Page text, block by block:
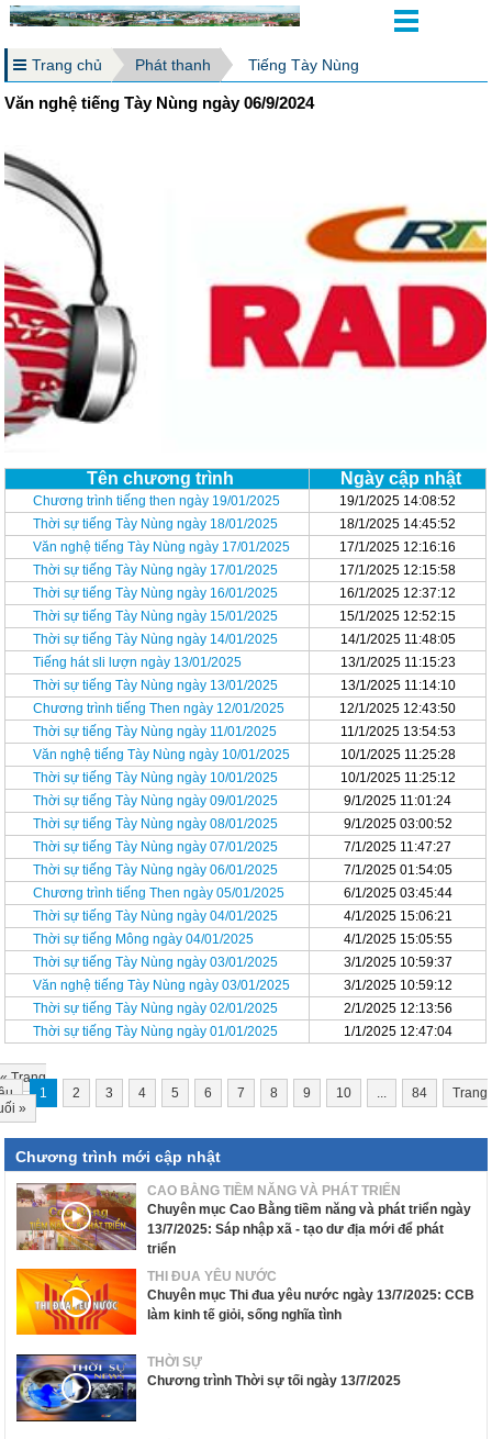
Trang chủ Phát thanh Tiếng Tày Nùng
Văn nghệ tiếng Tày Nùng ngày 06/9/2024
Tên chương trình Ngày cập nhật
Chương trình tiếng then ngày 19/01/2025
19/1/2025 14:08:52
Thời sự tiếng Tày Nùng ngày 18/01/2025
18/1/2025 14:45:52
Văn nghệ tiếng Tày Nùng ngày 17/01/2025
17/1/2025 12:16:16
Thời sự tiếng Tày Nùng ngày 17/01/2025
17/1/2025 12:15:58
Thời sự tiếng Tày Nùng ngày 16/01/2025
16/1/2025 12:37:12
Thời sự tiếng Tày Nùng ngày 15/01/2025
15/1/2025 12:52:15
Thời sự tiếng Tày Nùng ngày 14/01/2025
14/1/2025 11:48:05
Tiếng hát sli lượn ngày 13/01/2025
13/1/2025 11:15:23
Thời sự tiếng Tày Nùng ngày 13/01/2025
13/1/2025 11:14:10
Chương trình tiếng Then ngày 12/01/2025
12/1/2025 12:43:50
Thời sự tiếng Tày Nùng ngày 11/01/2025
11/1/2025 13:54:53
Văn nghệ tiếng Tày Nùng ngày 10/01/2025
10/1/2025 11:25:28
Thời sự tiếng Tày Nùng ngày 10/01/2025
10/1/2025 11:25:12
Thời sự tiếng Tày Nùng ngày 09/01/2025
9/1/2025 11:01:24
Thời sự tiếng Tày Nùng ngày 08/01/2025
9/1/2025 03:00:52
Thời sự tiếng Tày Nùng ngày 07/01/2025
7/1/2025 11:47:27
Thời sự tiếng Tày Nùng ngày 06/01/2025
7/1/2025 01:54:05
Chương trình tiếng Then ngày 05/01/2025
6/1/2025 03:45:44
Thời sự tiếng Tày Nùng ngày 04/01/2025
4/1/2025 15:06:21
Thời sự tiếng Mông ngày 04/01/2025
4/1/2025 15:05:55
Thời sự tiếng Tày Nùng ngày 03/01/2025
3/1/2025 10:59:37
Văn nghệ tiếng Tày Nùng ngày 03/01/2025
3/1/2025 10:59:12
Thời sự tiếng Tày Nùng ngày 02/01/2025
2/1/2025 12:13:56
Thời sự tiếng Tày Nùng ngày 01/01/2025
1/1/2025 12:47:04
«Trang
1 2 3 4 5 6 7 8 9 10 ... 84
Trang
»
Chương trình mới cập nhật
CAO BẰNG TIỀM NĂNG VÀ PHÁT TRIỂN
Chuyên mục Cao Bằng tiềm năng và phát triển ngày
13/7/2025: Sáp nhập xã - tạo dư địa mới để phát
triển
THI ĐUA YÊU NƯỚC
Chuyên mục Thi đua yêu nước ngày 13/7/2025: CCB
làm kinh tế giỏi, sống nghĩa tình
THỜI SỰ
Chương trình Thời sự tối ngày 13/7/2025